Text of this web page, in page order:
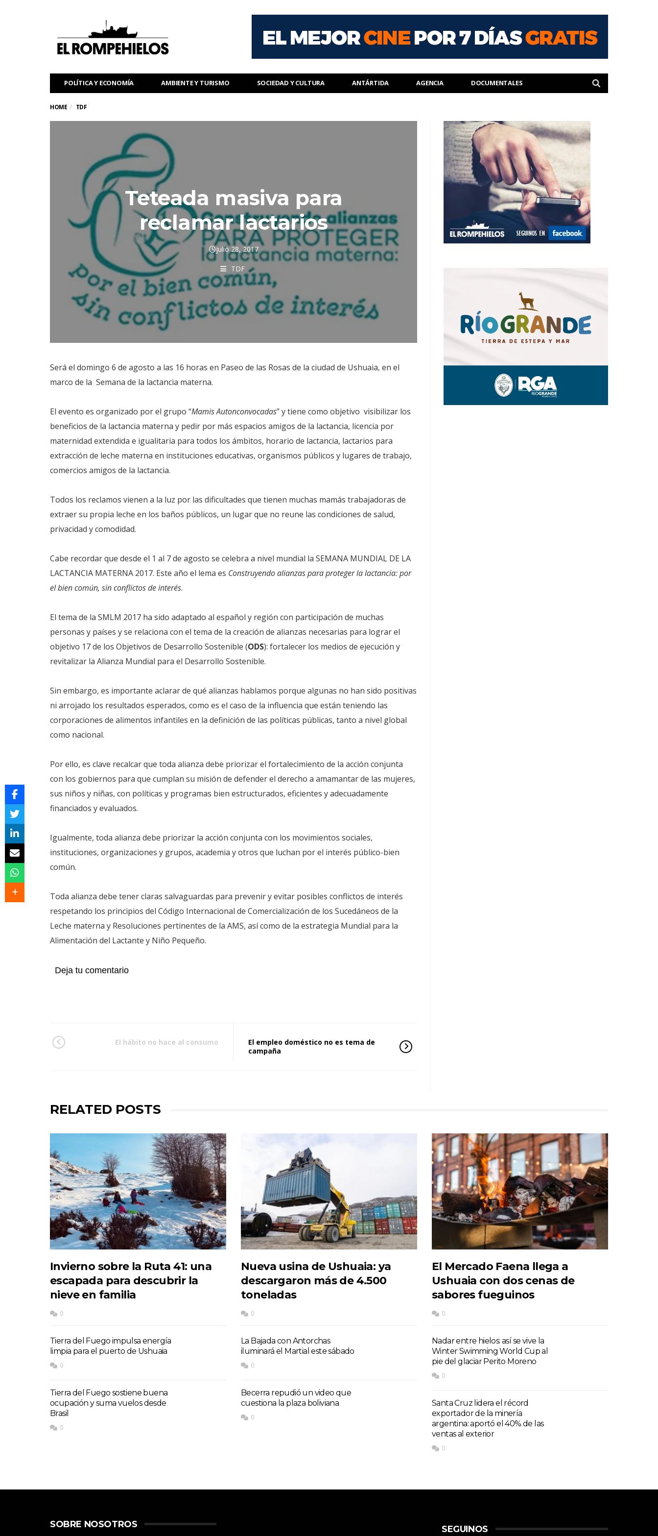
POLÍTICA Y ECONOMÍA AMBIENTE Y TURISMO SOCIEDAD Y CULTURA ANTÁRTIDA AGENCIA DOCUMENTALES
HOME TDF
Teteada masiva para
reclamar lactarios
julio 28, 2017
TDF
Será el domingo 6 de agosto a las 16 horas en Paseo de las Rosas de la ciudad de Ushuaia, en el
marco de la Semana de la lactancia materna.
El evento es organizado por el grupo “Mamis Autonconvocadas” y tiene como objetivo visibilizar los
beneficios de la lactancia materna y pedir por más espacios amigos de la lactancia, licencia por
maternidad extendida e igualitaria para todos los ámbitos, horario de lactancia, lactarios para
extracción de leche materna en instituciones educativas, organismos públicos y lugares de trabajo,
comercios amigos de la lactancia.
Todos los reclamos vienen a la luz por las dificultades que tienen muchas mamás trabajadoras de
extraer su propia leche en los baños públicos, un lugar que no reune las condiciones de salud,
privacidad y comodidad.
Cabe recordar que desde el 1 al 7 de agosto se celebra a nivel mundial la SEMANA MUNDIAL DE LA
LACTANCIA MATERNA 2017. Este año el lema es Construyendo alianzas para proteger la lactancia: por
el bien común, sin conflictos de interés.
El tema de la SMLM 2017 ha sido adaptado al español y región con participación de muchas
personas y países y se relaciona con el tema de la creación de alianzas necesarias para lograr el
objetivo 17 de los Objetivos de Desarrollo Sostenible (ODS): fortalecer los medios de ejecución y
revitalizar la Alianza Mundial para el Desarrollo Sostenible.
Sin embargo, es importante aclarar de qué alianzas hablamos porque algunas no han sido positivas
ni arrojado los resultados esperados, como es el caso de la influencia que están teniendo las
corporaciones de alimentos infantiles en la definición de las políticas públicas, tanto a nivel global
como nacional.
Por ello, es clave recalcar que toda alianza debe priorizar el fortalecimiento de la acción conjunta
con los gobiernos para que cumplan su misión de defender el derecho a amamantar de las mujeres,
sus niños y niñas, con políticas y programas bien estructurados, eficientes y adecuadamente
financiados y evaluados.
Igualmente, toda alianza debe priorizar la acción conjunta con los movimientos sociales,
instituciones, organizaciones y grupos, academia y otros que luchan por el interés público-bien
común.
Toda alianza debe tener claras salvaguardas para prevenir y evitar posibles conflictos de interés
respetando los principios del Código Internacional de Comercialización de los Sucedáneos de la
Leche materna y Resoluciones pertinentes de la AMS, así como de la estrategia Mundial para la
Alimentación del Lactante y Niño Pequeño.
Deja tu comentario
El hábito no hace al consumo
El empleo doméstico no es tema de
campaña
RELATED POSTS
Invierno sobre la Ruta 41: una
escapada para descubrir la
nieve en familia
0
Tierra del Fuego impulsa energía
limpia para el puerto de Ushuaia
0
Tierra del Fuego sostiene buena
ocupación y suma vuelos desde
Brasil
0
Nueva usina de Ushuaia: ya
descargaron más de 4.500
toneladas
0
La Bajada con Antorchas
iluminará el Martial este sábado
0
Becerra repudió un video que
cuestiona la plaza boliviana
0
El Mercado Faena llega a
Ushuaia con dos cenas de
sabores fueguinos
0
Nadar entre hielos: así se vive la
Winter Swimming World Cup al
pie del glaciar Perito Moreno
0
Santa Cruz lidera el récord
exportador de la minería
argentina: aportó el 40% de las
ventas al exterior
0
SOBRE NOSOTROS SEGUINOS